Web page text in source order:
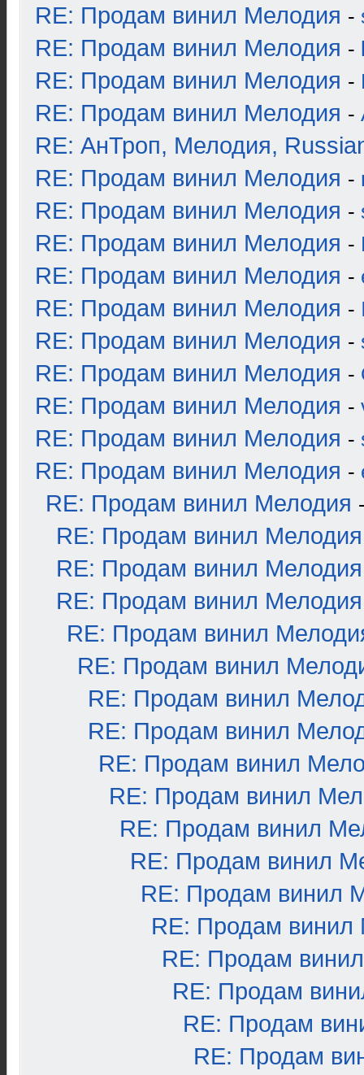
RE: Продам винил Мелодия -
RE: Продам винил Мелодия -
RE: Продам винил Мелодия -
RE: Продам винил Мелодия -
RE: АнТроп, Мелодия,
RE: Продам винил Мелодия -
RE: Продам винил Мелодия -
RE: Продам винил Мелодия -
RE: Продам винил Мелодия -
RE: Продам винил Мелодия -
RE: Продам винил Мелодия -
RE: Продам винил Мелодия -
RE: Продам винил Мелодия -
RE: Продам винил Мелодия -
RE: Продам винил Мелодия -
RE: Продам винил Мелодия
RE: Продам винил Мелодия
RE: Продам винил Мелодия
RE: Продам винил Мелодия
RE: Продам винил
RE: Продам винил
RE: Продам винил
RE: Продам винил
RE: Продам винил
RE: Продам винил
RE: Продам винил
RE: Продам винил
RE: Продам винил
RE: Продам винил
RE: Продам
RE: Продам
RE: Продам
RE: Продам